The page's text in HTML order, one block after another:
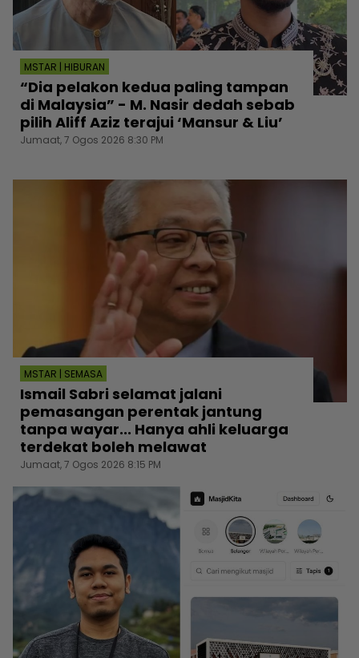
MSTAR | HIBURAN
“Dia pelakon kedua paling tampan
di Malaysia” - M. Nasir dedah sebab
pilih Aliff Aziz terajui ‘Mansur & Liu’
Jumaat, 7 Ogos 2026 8:30 PM
MSTAR | SEMASA
Ismail Sabri selamat jalani
pemasangan perentak jantung
tanpa wayar... Hanya ahli keluarga
terdekat boleh melawat
Jumaat, 7 Ogos 2026 8:15 PM